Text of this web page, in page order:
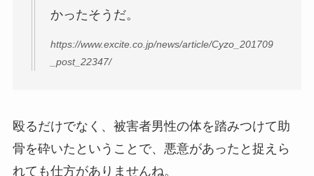
かったそうだ。
https://www.excite.co.jp/news/article/Cyzo_201709
_post_22347/
殴るだけでなく、被害者男性の体を踏みつけて助
骨を砕いたということで、悪意があったと捉えら
れても仕方がありませんね。